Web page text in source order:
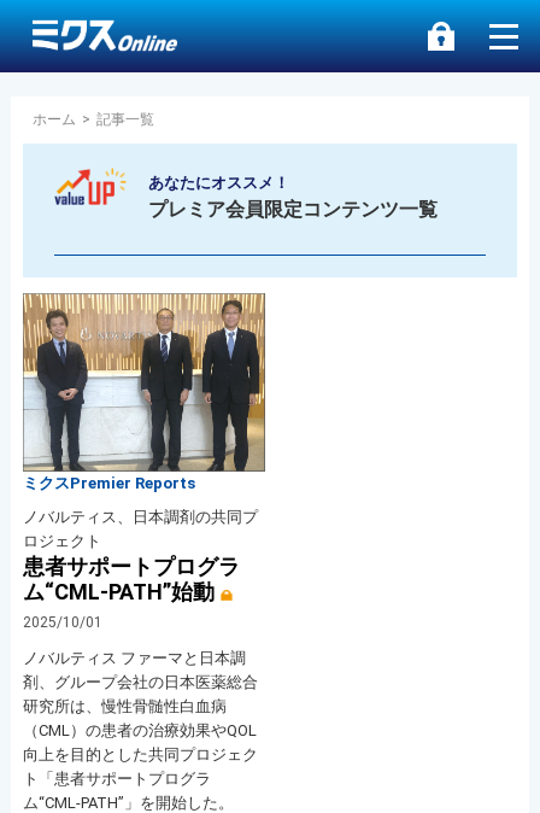
ホーム > 記事一覧
あなたにオススメ！
プレミア会員限定コンテンツ一覧
ミクスPremier Reports
ノバルティス、日本調剤の共同プ
ロジェクト
患者サポートプログラ
ム“CML-PATH”始動
2025/10/01
ノバルティス ファーマと日本調
剤、グループ会社の日本医薬総合
研究所は、慢性骨髄性白血病
（CML）の患者の治療効果やQOL
向上を目的とした共同プロジェク
ト「患者サポートプログラ
ム“CML-PATH”」を開始した。